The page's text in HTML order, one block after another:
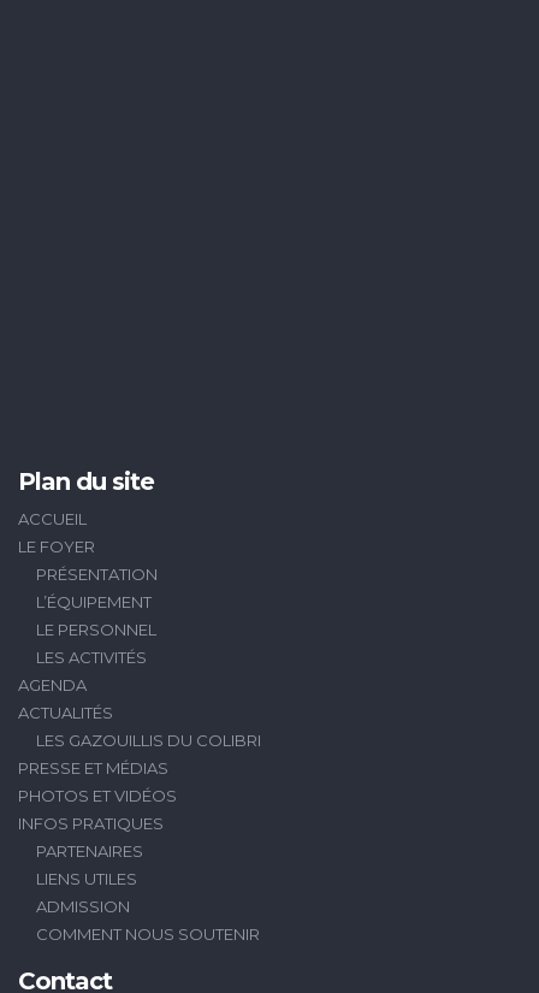
Plan du site
ACCUEIL
LE FOYER
PRÉSENTATION
L’ÉQUIPEMENT
LE PERSONNEL
LES ACTIVITÉS
AGENDA
ACTUALITÉS
LES GAZOUILLIS DU COLIBRI
PRESSE ET MÉDIAS
PHOTOS ET VIDÉOS
INFOS PRATIQUES
PARTENAIRES
LIENS UTILES
ADMISSION
COMMENT NOUS SOUTENIR
Contact